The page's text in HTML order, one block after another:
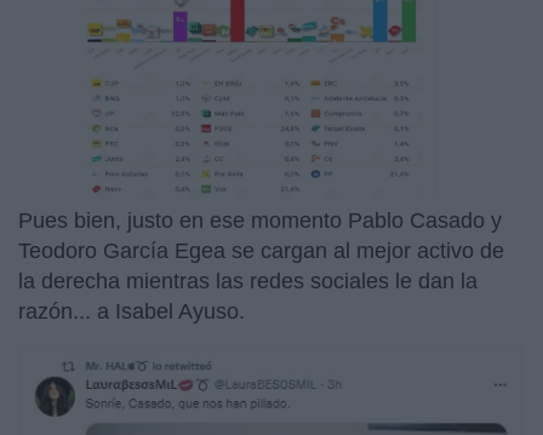
Pues bien, justo en ese momento Pablo Casado y
Teodoro García Egea se cargan al mejor activo de
la derecha mientras las redes sociales le dan la
razón... a Isabel Ayuso.